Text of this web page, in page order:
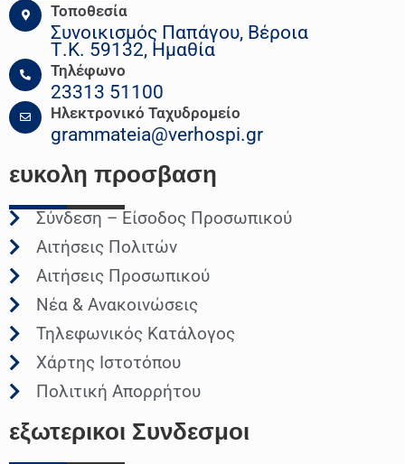
Τοποθεσία
Συνοικισμός Παπάγου, Βέροια
Τ.Κ. 59132, Ημαθία
Τηλέφωνο
23313 51100
Ηλεκτρονικό Ταχυδρομείο
grammateia@verhospi.gr
ευκολη προσβαση
Σύνδεση – Είσοδος Προσωπικού
Αιτήσεις Πολιτών
Αιτήσεις Προσωπικού
Νέα & Ανακοινώσεις
Τηλεφωνικός Κατάλογος
Χάρτης Ιστοτόπου
Πολιτική Απορρήτου
εξωτερικοι Συνδεσμοι